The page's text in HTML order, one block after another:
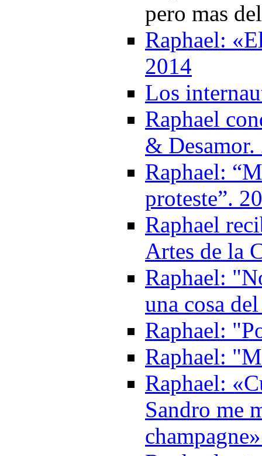
pero mas
Raphael:
2014
Los
Raphael
& Desamor.
Raphael:
proteste”.
Raphael
Artes de la
Raphael:
una cosa
Raphael:
Raphael:
Raphael:
Sandro me